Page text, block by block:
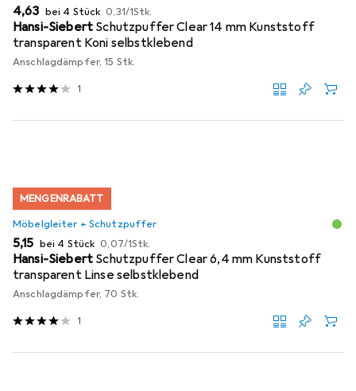
EUR
4,63 bei 4 Stück EUR
0,31/1Stk.
Hansi-Siebert Schutzpuffer Clear 14 mm Kunststoff
transparent Koni selbstklebend
Anschlagdämpfer, 15 Stk.
1
MENGENRABATT
Möbelgleiter + Schutzpuffer
EUR
5,15 bei 4 Stück EUR
0,07/1Stk.
Hansi-Siebert Schutzpuffer Clear 6,4 mm Kunststoff
transparent Linse selbstklebend
Anschlagdämpfer, 70 Stk.
1